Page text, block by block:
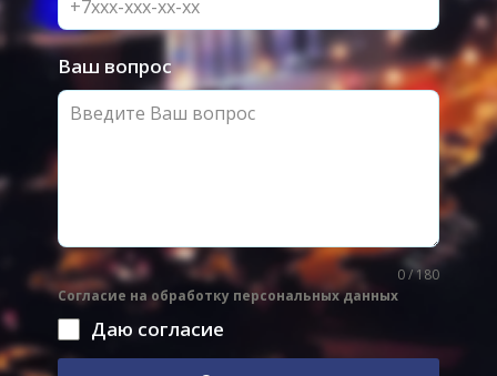
Ваш вопрос
0 / 180
Согласие на обработку персональных данных
Даю согласие